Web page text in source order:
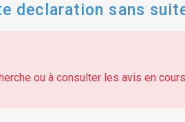
declaration sans
ou à consulter les avis en